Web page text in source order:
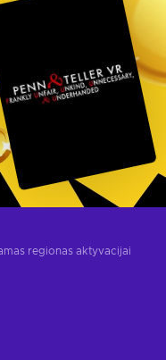
regionas aktyvacijai